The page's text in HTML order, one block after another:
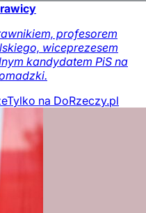
profesorem
wiceprezesem
kandydatem PiS na
Tylko na DoRzeczy.pl